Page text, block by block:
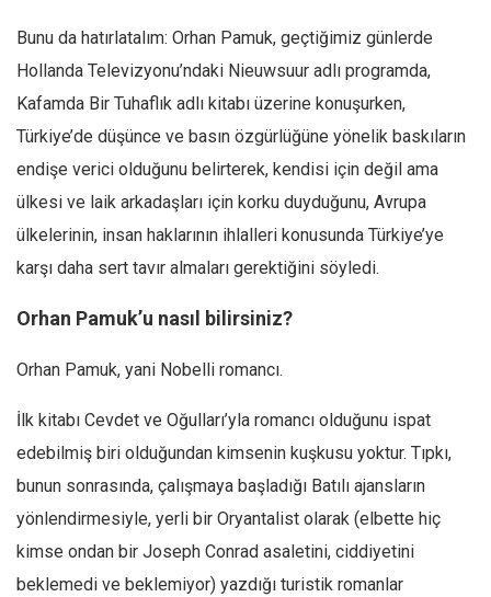
Bunu da hatırlatalım: Orhan Pamuk, geçtiğimiz günlerde
Hollanda Televizyonu’ndaki Nieuwsuur adlı programda,
Kafamda Bir Tuhaflık adlı kitabı üzerine konuşurken,
Türkiye’de düşünce ve basın özgürlüğüne yönelik baskıların
endişe verici olduğunu belirterek, kendisi için değil ama
ülkesi ve laik arkadaşları için korku duyduğunu, Avrupa
ülkelerinin, insan haklarının ihlalleri konusunda Türkiye’ye
karşı daha sert tavır almaları gerektiğini söyledi.
Orhan Pamuk’u nasıl bilirsiniz?
Orhan Pamuk, yani Nobelli romancı.
İlk kitabı Cevdet ve Oğulları’yla romancı olduğunu ispat
edebilmiş biri olduğundan kimsenin kuşkusu yoktur. Tıpkı,
bunun sonrasında, çalışmaya başladığı Batılı ajansların
yönlendirmesiyle, yerli bir Oryantalist olarak (elbette hiç
kimse ondan bir Joseph Conrad asaletini, ciddiyetini
beklemedi ve beklemiyor) yazdığı turistik romanlar